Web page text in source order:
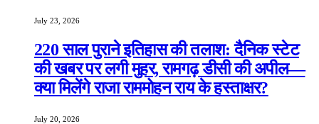
July 23, 2026
220 साल पुराने इतिहास की तलाश: दैनिक स्टेट
की खबर पर लगी मुहर, रामगढ़ डीसी की अपील—
क्या मिलेंगे राजा राममोहन राय के हस्ताक्षर?
July 20, 2026